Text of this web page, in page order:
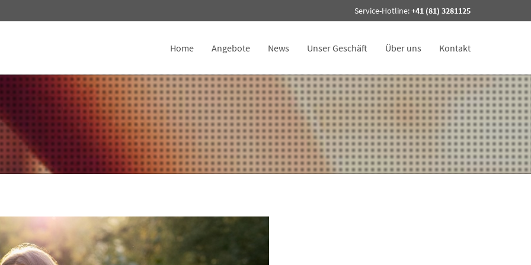
Service-Hotline:+41 (81) 3281125
Home Angebote News Unser Geschäft Über uns Kontakt